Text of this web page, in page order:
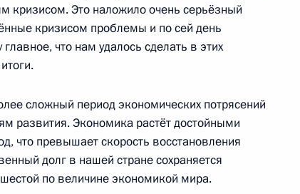
Горки
Это наложило очень серьёзный
кризисом проблемы и по сей день
что нам удалось сделать в этих
сложный период экономических потрясений
развития. Экономика растёт достойными
что превышает скорость восстановления
долг в нашей стране сохраняется
по величине экономикой мира.